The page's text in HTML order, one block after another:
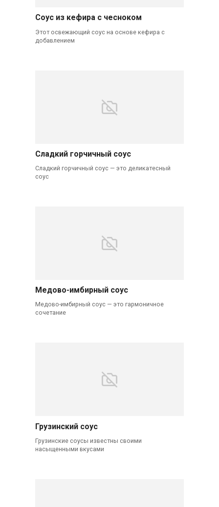
Соус из кефира с чесноком
Этот освежающий соус на основе кефира с
добавлением
Сладкий горчичный соус
Сладкий горчичный соус — это деликатесный
соус
Медово-имбирный соус
Медово-имбирный соус — это гармоничное
сочетание
Грузинский соус
Грузинские соусы известны своими
насыщенными вкусами